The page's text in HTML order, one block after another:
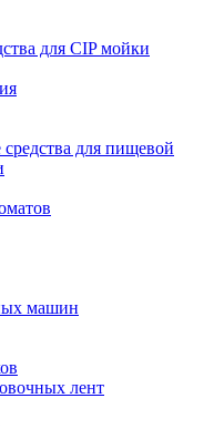
для CIP мойки
для пищевой
машин
лент